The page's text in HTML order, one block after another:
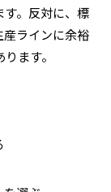
。反対に、標
ラインに余裕
ます。